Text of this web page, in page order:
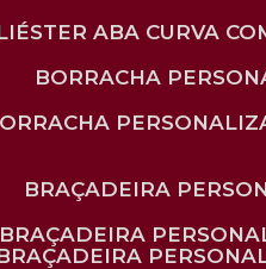
ABA CURVA
BORRACHA
BORRACHA
BRAÇADEIRA
BRAÇADEIRA
BRAÇADEIRA